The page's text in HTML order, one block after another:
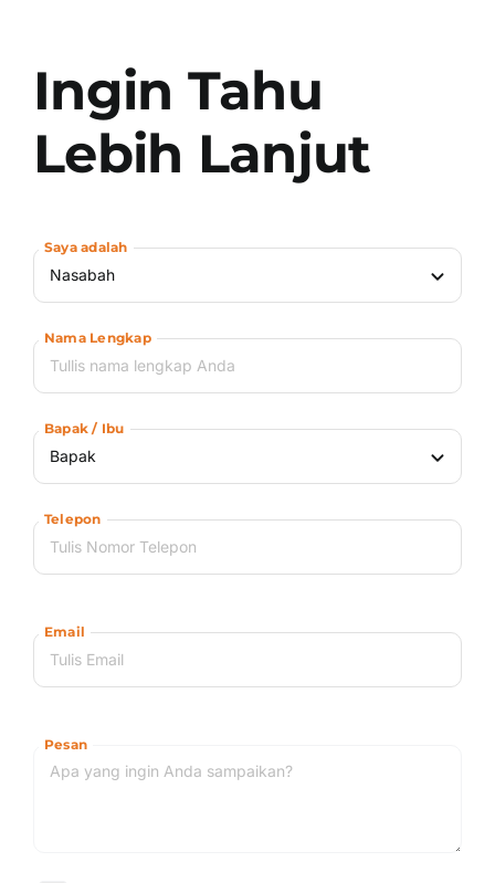
Ingin Tahu
Lebih Lanjut
Saya adalah
Nama Lengkap
Bapak / Ibu
Telepon
Email
Pesan